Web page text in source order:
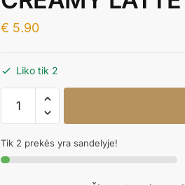
€ 5.90
Liko tik 2
produkto
kiekis:
balionas
CLOUD
Tik 2 prekės yra sandelyje!